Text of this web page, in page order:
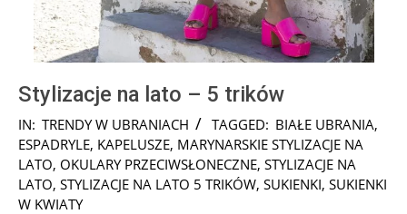
Stylizacje na lato – 5 trików
2025-
08-
28
IN: TRENDY W UBRANIACH TAGGED: BIAŁE UBRANIA,
ESPADRYLE, KAPELUSZE, MARYNARSKIE STYLIZACJE NA
LATO, OKULARY PRZECIWSŁONECZNE, STYLIZACJE NA
LATO, STYLIZACJE NA LATO 5 TRIKÓW, SUKIENKI, SUKIENKI
W KWIATY